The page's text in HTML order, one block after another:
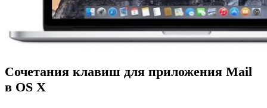
Сочетания клавиш для приложения Mail
в OS X